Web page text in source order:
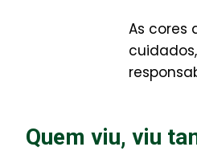
As cores
Quem viu, viu